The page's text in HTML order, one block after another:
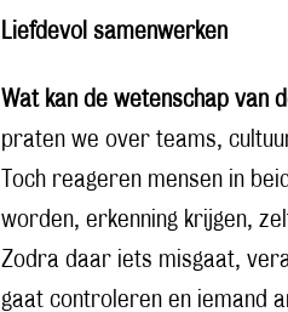
Liefdevol samenwerken
Wat kan de wetenschap van
praten we over teams,
Toch reageren mensen in
worden, erkenning krijgen,
Zodra daar iets misgaat,
gaat controleren en iemand